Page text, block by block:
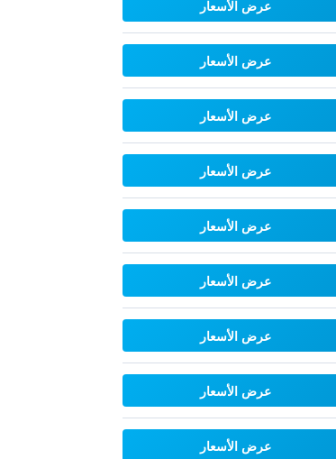
عرض الأسعار
عرض الأسعار
عرض الأسعار
عرض الأسعار
عرض الأسعار
عرض الأسعار
عرض الأسعار
عرض الأسعار
عرض الأسعار